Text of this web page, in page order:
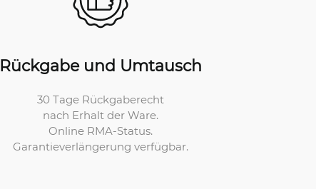
Rückgabe und Umtausch
30 Tage Rückgaberecht
nach Erhalt der Ware.
Online RMA-Status.
Garantieverlängerung verfügbar.